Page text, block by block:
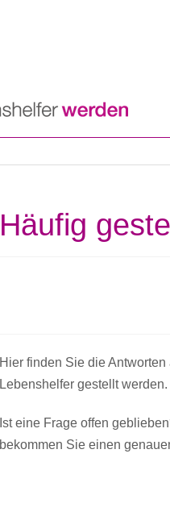
Häufig
Hier finden Sie die
Lebenshelfer gestellt werden.
Ist eine Frage offen
bekommen Sie einen